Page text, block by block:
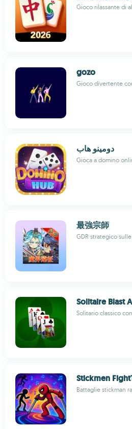
Gioco rilassante di
gozo
Gioco divertente
دومينو هاب
Gioca a domino
最強宗師
GDR strategico
Solitaire Blast
Solitario classico
Stickmen
Battaglie stickman